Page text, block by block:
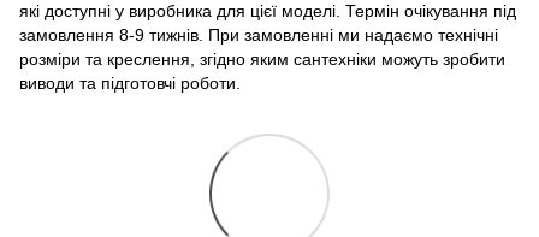
які доступні у виробника для цієї моделі. Термін очікування під
замовлення 8-9 тижнів. При замовленні ми надаємо технічні
розміри та креслення, згідно яким сантехніки можуть зробити
виводи та підготовчі роботи.